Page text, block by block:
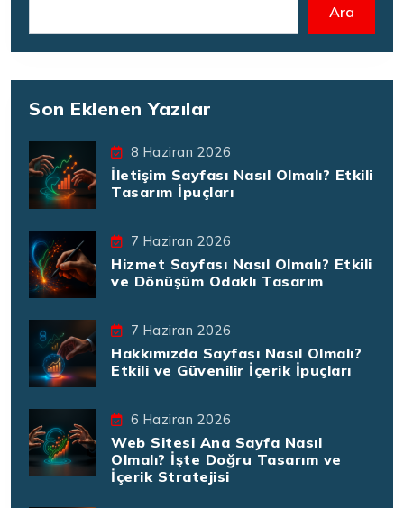
Ara
Son Eklenen Yazılar
8 Haziran 2026
İletişim Sayfası Nasıl Olmalı? Etkili
Tasarım İpuçları
7 Haziran 2026
Hizmet Sayfası Nasıl Olmalı? Etkili
ve Dönüşüm Odaklı Tasarım
7 Haziran 2026
Hakkımızda Sayfası Nasıl Olmalı?
Etkili ve Güvenilir İçerik İpuçları
6 Haziran 2026
Web Sitesi Ana Sayfa Nasıl
Olmalı? İşte Doğru Tasarım ve
İçerik Stratejisi